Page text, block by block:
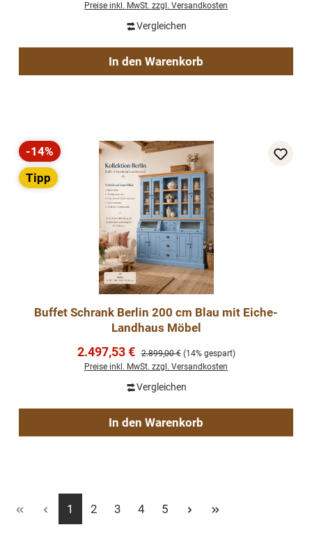
Preise inkl. MwSt. zzgl. Versandkosten
Vergleichen
In den Warenkorb
Rabatt
-14%
Tipp
Buffet Schrank Berlin 200 cm Blau mit Eiche-
Landhaus Möbel
Verkaufspreis:
2.497,53 € Regulärer Preis:
2.899,00 € (14% gespart)
Preise inkl. MwSt. zzgl. Versandkosten
Vergleichen
In den Warenkorb
Seite
1 Seite
2 Seite
3 Seite
4 Seite
5